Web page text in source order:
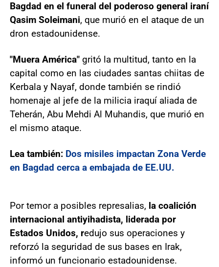
Bagdad en el funeral del poderoso general iraní
Qasim Soleimani, que murió en el ataque de un
dron estadounidense.
"Muera América" gritó la multitud, tanto en la
capital como en las ciudades santas chiitas de
Kerbala y Nayaf, donde también se rindió
homenaje al jefe de la milicia iraquí aliada de
Teherán, Abu Mehdi Al Muhandis, que murió en
el mismo ataque.
Lea también: Dos misiles impactan Zona Verde
en Bagdad cerca a embajada de EE.UU.
Por temor a posibles represalias, la coalición
internacional antiyihadista, liderada por
Estados Unidos, redujo sus operaciones y
reforzó la seguridad de sus bases en Irak,
informó un funcionario estadounidense.